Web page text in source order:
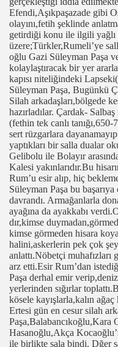
Efendi,Aşıkpaşazade gibi
olayını,fetih şeklinde
getirdiği konu ile ilgili
üzere;Türkler,Rumeli’ye
oğlu Gazi Süleyman Paşa
kolaylaştıracak bir yer
kapısı niteliğindeki
Süleyman Paşa, Bugünkü
Silah arkadaşları,bölgede
hazırladılar. Çardak-
(fethin tek canlı tanığı,650-
sert rüzgarlara dayanamayıp
yaptıkları bir salla dualar
Gelibolu ile Bolayır
Kalesi yakınlarıdır.Bu
Rum’u esir alıp, hiç
Süleyman Paşa bu
davrandı. Armağanlarla
ayağına da ayakkabı
dır,kimse
kimse görmeden hisara
halini,askerlerin pek çok
anlattı.Nöbetçi
arz etti.Esir Rum’dan
Paşa derhal emir
yerlerinden sığırlar
kösele kayışlarla,kalın
Ertesi gün en cesur silah
Paşa,Balabancıkoğlu,Kara
Hasanoğlu,Akça
ile birlikte sala bindi. Dğer